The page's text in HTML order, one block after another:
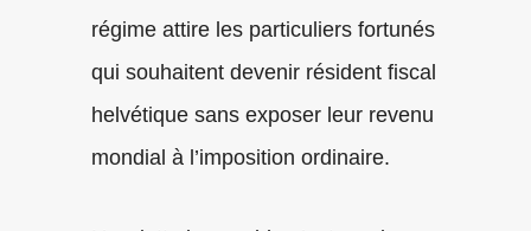
régime attire les particuliers fortunés
qui souhaitent devenir résident fiscal
helvétique sans exposer leur revenu
mondial à l’imposition ordinaire.